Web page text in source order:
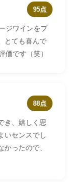
95点
ジワインをプ
とても喜んで
価です（笑）
88点
き、嬉しく思
いセンスでし
ったので、